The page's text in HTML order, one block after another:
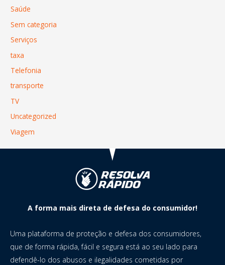
Saúde
Sem categoria
Serviços
taxa
Telefonia
transporte
TV
Uncategorized
Viagem
A forma mais direta de defesa do consumidor!
Uma plataforma de proteção e defesa dos consumidores,
que de forma rápida, fácil e segura está ao seu lado para
defendê-lo dos abusos e ilegalidades cometidas por